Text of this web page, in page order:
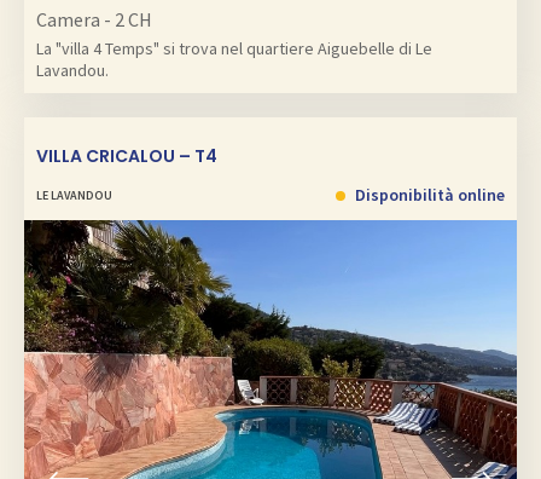
Camera - 2 CH
La "villa 4 Temps" si trova nel quartiere Aiguebelle di Le
Lavandou.
VILLA CRICALOU – T4
LE LAVANDOU Disponibilità online